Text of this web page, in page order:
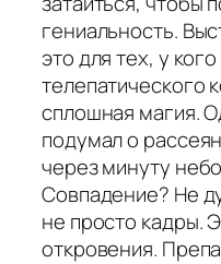
гениальность.
это для тех, у
телепатического
сплошная магия.
подумал о
через минуту
Совпадение? Не
не просто кадры.
откровения.